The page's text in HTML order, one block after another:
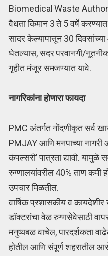
Biomedical Waste
वैधता किमान 3 ते 5 वर्षे
सादर केल्यापासून 30
घेतल्यास, सदर परवानगी/
गृहीत मंजूर समजण्यात यावे.
नागरिकांना होणारा फायदा
PMC अंतर्गत नोंदणीकृत सर्व
PMJAY आणि मनपाच्या नागरी
कंपल्सरी’ पात्रता द्यावी.
रुग्णालयांवरील 40% ताण कमी
उपचार मिळतील.
वार्षिक प्रशासकीय व
डॉक्टरांचा वेळ रुग्णसेवेसाठी
मनुष्यबळ वाचेल, पारदर्शकता
होतील आणि संपूर्ण शहरातील